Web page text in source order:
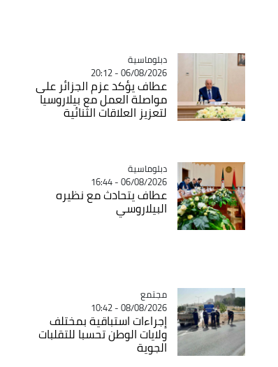
Catégorie
دبلوماسية
06/08/2026 - 20:12
عطاف يؤكد عزم الجزائر على
مواصلة العمل مع بيلاروسيا
لتعزيز العلاقات الثنائية
Catégorie
دبلوماسية
06/08/2026 - 16:44
عطاف يتحادث مع نظيره
البيلاروسي
Catégorie
مجتمع
08/08/2026 - 10:42
إجراءات استباقية بمختلف
ولايات الوطن تحسبا للتقلبات
الجوية